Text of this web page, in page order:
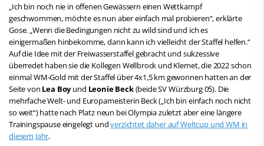
„Ich bin noch nie in offenen Gewässern einen Wettkampf
geschwommen, möchte es nun aber einfach mal probieren“, erklärte
Gose. „Wenn die Bedingungen nicht zu wild sind und ich es
einigermaßen hinbekomme, dann kann ich vielleicht der Staffel helfen.“
Auf die Idee mit der Freiwasserstaffel gebracht und sukzessive
überredet haben sie die Kollegen Wellbrock und Klemet, die 2022 schon
einmal WM-Gold mit der Staffel über 4x1,5 km gewonnen hatten an der
Seite von Lea Boyund Leonie Beck(beide SV Würzburg 05). Die
mehrfache Welt- und Europameisterin Beck („Ich bin einfach noch nicht
so weit“) hatte nach Platz neun bei Olympia zuletzt aber eine längere
Trainingspause eingelegt undverzichtet daher auf Weltcup und WM in
diesem Jahr.